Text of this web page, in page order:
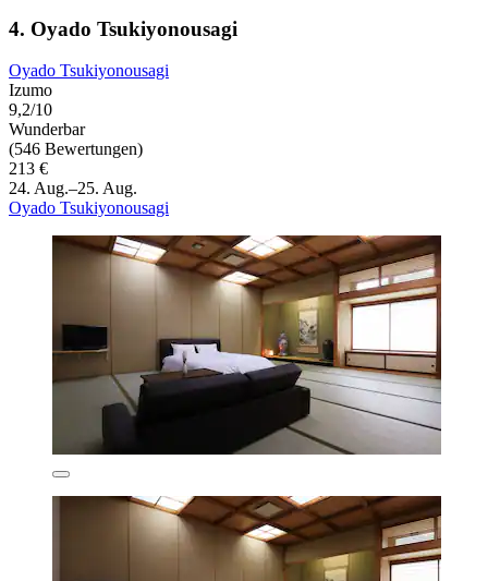
4. Oyado Tsukiyonousagi
Oyado Tsukiyonousagi
Izumo
9,2/10
Wunderbar
(546 Bewertungen)
213 €
24. Aug.–25. Aug.
Oyado Tsukiyonousagi